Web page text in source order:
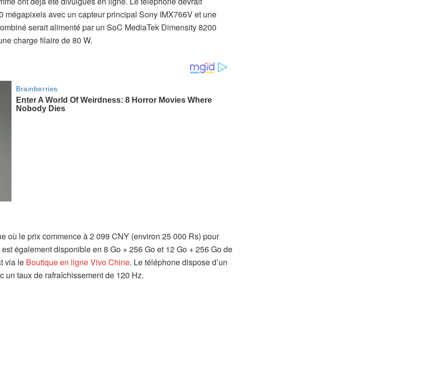
avec un capteur principal Sony IMX766V et une
serait alimenté par un SoC MediaTek Dimensity 8200
charge filaire de 80 W.
où le prix commence à 2 099 CNY (environ 25 000 Rs) pour
également disponible en 8 Go + 256 Go et 12 Go + 256 Go de
via le Boutique en ligne Vivo Chine. Le téléphone dispose d’un
un taux de rafraîchissement de 120 Hz.